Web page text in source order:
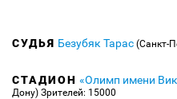
СУДЬЯ Безубяк Тарас (Санкт-
СТАДИОН «Олимп имени
Дону) Зрителей: 15000